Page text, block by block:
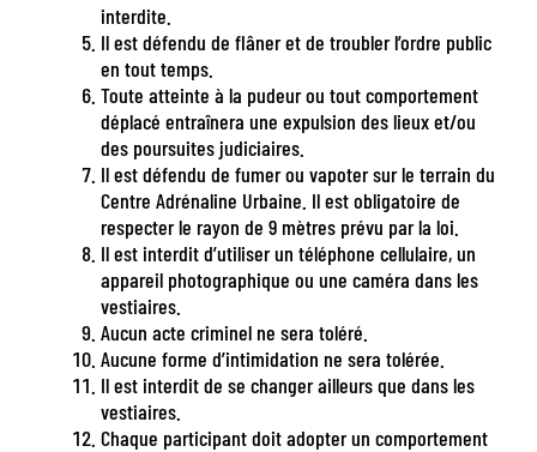
interdite.
Il est défendu de flâner et de troubler l’ordre public
en tout temps.
Toute atteinte à la pudeur ou tout comportement
déplacé entraînera une expulsion des lieux et/ou
des poursuites judiciaires.
Il est défendu de fumer ou vapoter sur le terrain du
Centre Adrénaline Urbaine. Il est obligatoire de
respecter le rayon de 9 mètres prévu par la loi.
Il est interdit d’utiliser un téléphone cellulaire, un
appareil photographique ou une caméra dans les
vestiaires.
Aucun acte criminel ne sera toléré.
Aucune forme d’intimidation ne sera tolérée.
Il est interdit de se changer ailleurs que dans les
vestiaires.
Chaque participant doit adopter un comportement